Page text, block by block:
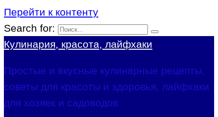
Перейти к контенту
Search for:
Кулинария, красота, лайфхаки
Простые и вкусные кулинарные рецепты,
советы для красоты и здоровья, лайфхаки
для хозяек и садоводов